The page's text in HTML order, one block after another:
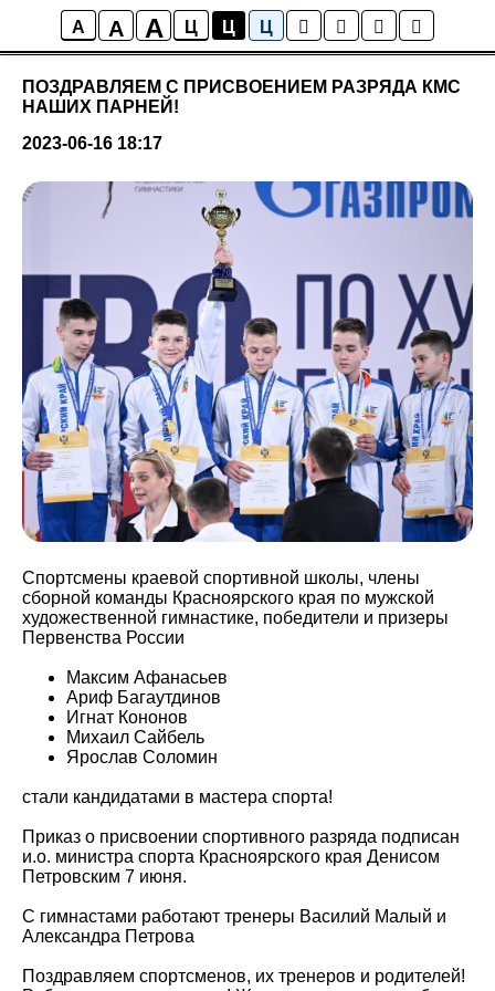
A A A Ц Ц Ц
Новости
ПОЗДРАВЛЯЕМ С ПРИСВОЕНИЕМ РАЗРЯДА КМС
НАШИХ ПАРНЕЙ!
2023-06-16 18:17
Спортсмены краевой спортивной школы, члены
сборной команды Красноярского края по мужской
художественной гимнастике, победители и призеры
Первенства России
Максим Афанасьев
Ариф Багаутдинов
Игнат Кононов
Михаил Сайбель
Ярослав Соломин
стали кандидатами в мастера спорта!
Приказ о присвоении спортивного разряда подписан
и.о. министра спорта Красноярского края Денисом
Петровским 7 июня.
С гимнастами работают тренеры Василий Малый и
Александра Петрова
Поздравляем спортсменов, их тренеров и родителей!